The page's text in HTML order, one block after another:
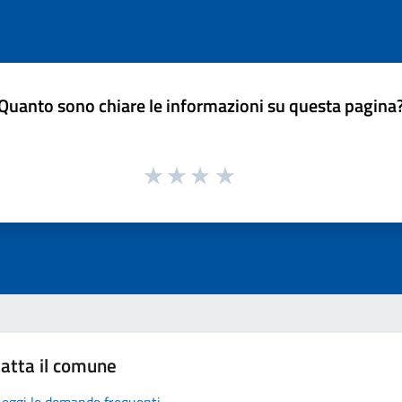
sono chiare le informazioni su questa
il comune